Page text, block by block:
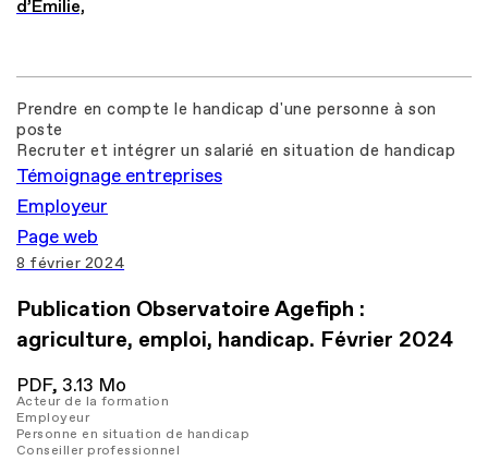
d’Emilie,
Prendre en compte le handicap d'une personne à son
poste
Recruter et intégrer un salarié en situation de handicap
Témoignage entreprises
Employeur
Page web
8 février 2024
Publication Observatoire Agefiph :
agriculture, emploi, handicap. Février 2024
PDF, 3.13 Mo
Acteur de la formation
Employeur
Personne en situation de handicap
Conseiller professionnel